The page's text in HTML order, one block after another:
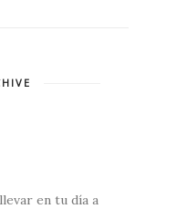
en tu día a